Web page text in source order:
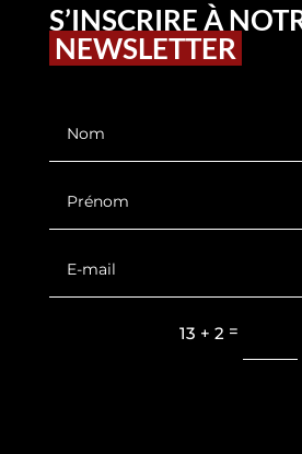
S’INSCRIRE À
NEWSLETTER
13 + 2 =